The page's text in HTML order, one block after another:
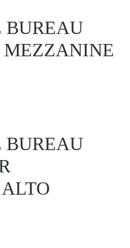
BUREAU
MEZZANINE
BUREAU